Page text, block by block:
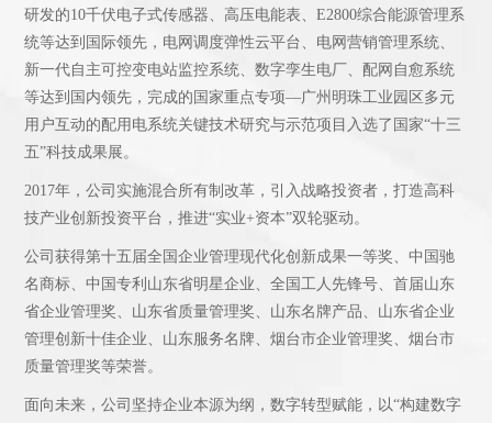
研发的10千伏电子式传感器、高压电能表、E2800综合能源管理系
统等达到国际领先，电网调度弹性云平台、电网营销管理系统、
新一代自主可控变电站监控系统、数字孪生电厂、配网自愈系统
等达到国内领先，完成的国家重点专项—广州明珠工业园区多元
用户互动的配用电系统关键技术研究与示范项目入选了国家“十三
五”科技成果展。
2017年，公司实施混合所有制改革，引入战略投资者，打造高科
技产业创新投资平台，推进“实业+资本”双轮驱动。
公司获得第十五届全国企业管理现代化创新成果一等奖、中国驰
名商标、中国专利山东省明星企业、全国工人先锋号、首届山东
省企业管理奖、山东省质量管理奖、山东名牌产品、山东省企业
管理创新十佳企业、山东服务名牌、烟台市企业管理奖、烟台市
质量管理奖等荣誉。
面向未来，公司坚持企业本源为纲，数字转型赋能，以“构建数字